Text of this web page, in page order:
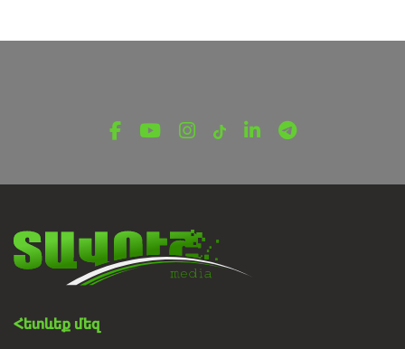
Հետևեք մեզ